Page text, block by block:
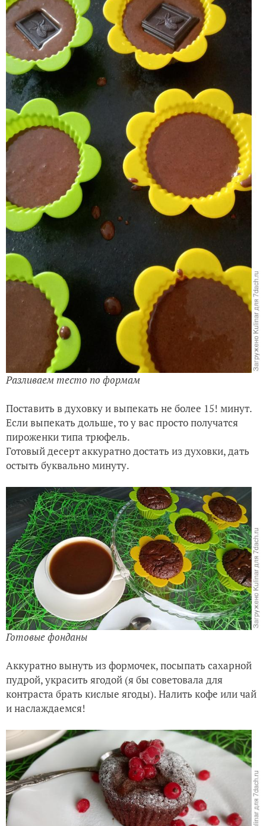
Разливаем тесто по формам
Поставить в духовку и выпекать не более 15! минут.
Если выпекать дольше, то у вас просто получатся
пироженки типа трюфель.
Готовый десерт аккуратно достать из духовки, дать
остыть буквально минуту.
Готовые фонданы
Аккуратно вынуть из формочек, посыпать сахарной
пудрой, украсить ягодой (я бы советовала для
контраста брать кислые ягоды). Налить кофе или чай
и наслаждаемся!